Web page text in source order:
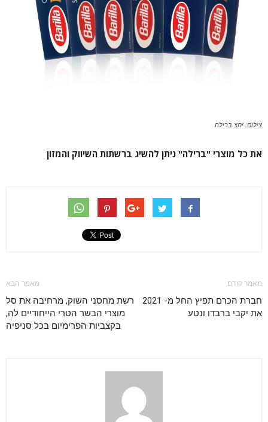
צילום: יחצ ברילה
את כל מוצרי "ברילה" ניתן להשיג ברשתות השיווק והמזון
מאמר קודם
חברת הכרם תפיץ החל מ- 2021
את יקבי ברבדו ונטע
מאמר הבא
רשת מחסני השוק, מרחיבה את סל
מוצרי הבשר הטרי הייחודיים לה,
בקצביות הפרימיום בכל סניפיה